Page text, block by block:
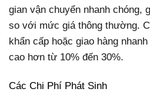
gian vận chuyển nhanh chóng,
so với mức giá thông thường.
khẩn cấp hoặc giao hàng
cao hơn từ 10% đến 30%.
Các Chi Phí Phát Sinh